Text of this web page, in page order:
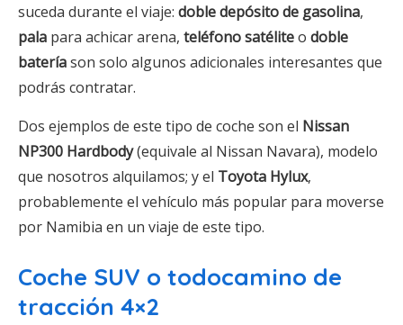
suceda durante el viaje: doble depósito de gasolina,
pala para achicar arena, teléfono satéliteo doble
bateríason solo algunos adicionales interesantes que
podrás contratar.
Dos ejemplos de este tipo de coche son el Nissan
NP300 Hardbody(equivale al Nissan Navara), modelo
que nosotros alquilamos; y el Toyota Hylux,
probablemente el vehículo más popular para moverse
por Namibia en un viaje de este tipo.
Coche SUV o todocamino de
tracción 4×2